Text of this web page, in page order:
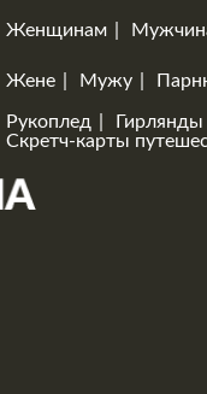
Женщинам
Жене Мужу
Рукоплед Гирлянды
Скретч-карты